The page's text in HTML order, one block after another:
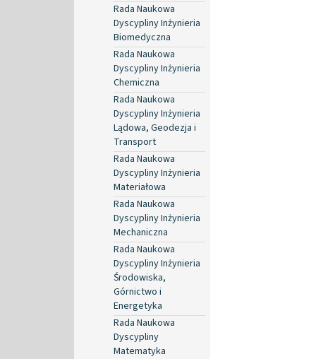
Rada Naukowa
Dyscypliny Inżynieria
Biomedyczna
Rada Naukowa
Dyscypliny Inżynieria
Chemiczna
Rada Naukowa
Dyscypliny Inżynieria
Lądowa, Geodezja i
Transport
Rada Naukowa
Dyscypliny Inżynieria
Materiałowa
Rada Naukowa
Dyscypliny Inżynieria
Mechaniczna
Rada Naukowa
Dyscypliny Inżynieria
Środowiska,
Górnictwo i
Energetyka
Rada Naukowa
Dyscypliny
Matematyka